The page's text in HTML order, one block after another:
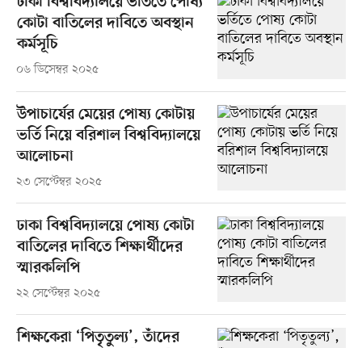
কোটা বাতিলের দাবিতে অবস্থান
কর্মসূচি
০৬ ডিসেম্বর ২০২৫
উপাচার্যের মেয়ের পোষ্য কোটায়
ভর্তি নিয়ে বরিশাল বিশ্ববিদ্যালয়ে
আলোচনা
২৩ সেপ্টেম্বর ২০২৫
ঢাকা বিশ্ববিদ্যালয়ে পোষ্য কোটা
বাতিলের দাবিতে শিক্ষার্থীদের
স্মারকলিপি
২২ সেপ্টেম্বর ২০২৫
শিক্ষকেরা ‘পিতৃতুল্য’, তাঁদের